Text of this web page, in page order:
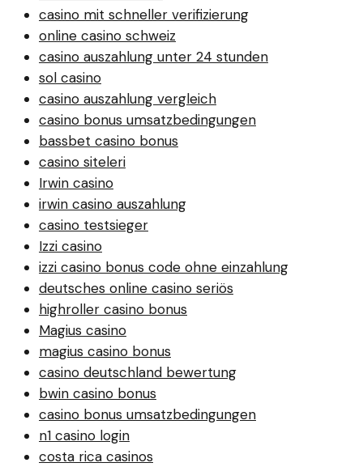
casino mit schneller verifizierung
online casino schweiz
casino auszahlung unter 24 stunden
sol casino
casino auszahlung vergleich
casino bonus umsatzbedingungen
bassbet casino bonus
casino siteleri
Irwin casino
irwin casino auszahlung
casino testsieger
Izzi casino
izzi casino bonus code ohne einzahlung
deutsches online casino seriös
highroller casino bonus
Magius casino
magius casino bonus
casino deutschland bewertung
bwin casino bonus
casino bonus umsatzbedingungen
n1 casino login
costa rica casinos